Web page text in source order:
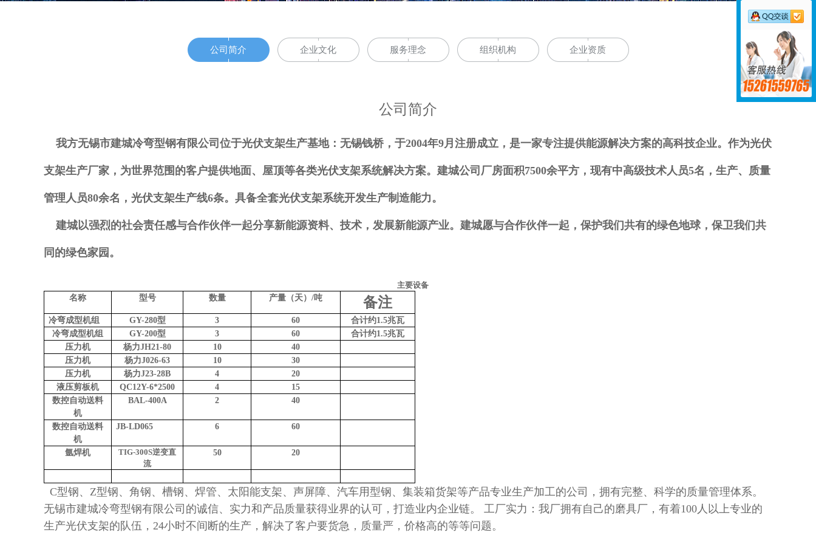
公司简介 企业文化 服务理念 组织机构 企业资质
公司简介
我方无锡市建城冷弯型钢有限公司位于光伏支架生产基地：无锡钱桥，于2004年9月注册成立，是一家专注提供能源解决方案的高科技企业。作为光伏
支架生产厂家，为世界范围的客户提供地面、屋顶等各类光伏支架系统解决方案。建城公司厂房面积7500余平方，现有中高级技术人员5名，生产、质量
管理人员80余名，光伏支架生产线6条。具备全套光伏支架系统开发生产制造能力。
建城以强烈的社会责任感与合作伙伴一起分享新能源资料、技术，发展新能源产业。建城愿与合作伙伴一起，保护我们共有的绿色地球，保卫我们共
同的绿色家园。
主要设备
名称
型号 数量 产量（天）/吨 备注
冷弯成型机组 GY-280型 3 60
合计约1.5兆瓦
冷弯成型机组
GY-200型 3 60
合计约1.5兆瓦
压力机
杨力JH21-80 10
40
压力机
杨力J026-63 10
30
压力机
杨力J23-28B 4
20
液压剪板机
QC12Y-6*2500 4
15
数控自动送料
机
BAL-400A 2 40
数控自动送料
机
JB-LD065 6 60
氩焊机 TIG-300S逆变直
流
50 20
C型钢、Z型钢、角钢、槽钢、焊管、太阳能支架、声屏障、汽车用型钢、集装箱货架等产品专业生产加工的公司，拥有完整、科学的质量管理体系。
无锡市建城冷弯型钢有限公司的诚信、实力和产品质量获得业界的认可，打造业内企业链。 工厂实力：我厂拥有自己的磨具厂，有着100人以上专业的
生产光伏支架的队伍，24小时不间断的生产，解决了客户要货急，质量严，价格高的等等问题。